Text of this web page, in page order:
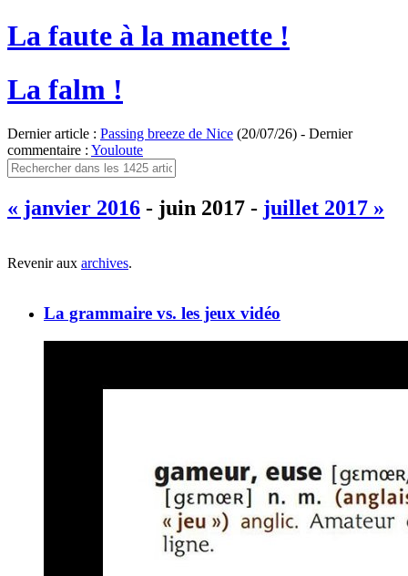
La faute à la manette !
La falm !
Dernier article : Passing breeze de Nice (20/07/26) - Dernier
commentaire : Youloute
« janvier 2016 - juin 2017 - juillet 2017 »
Revenir aux archives.
La grammaire vs. les jeux vidéo